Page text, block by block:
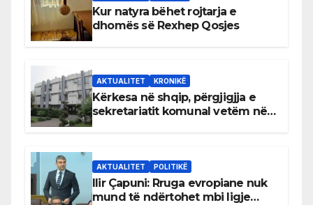
Kur natyra bëhet rojtarja e
dhomës së Rexhep Qosjes
AKTUALITET KRONIKË
Kërkesa në shqip, përgjigjja e
sekretariatit komunal vetëm në
AKTUALITET POLITIKË
Ilir Çapuni: Rruga evropiane nuk
mund të ndërtohet mbi ligje